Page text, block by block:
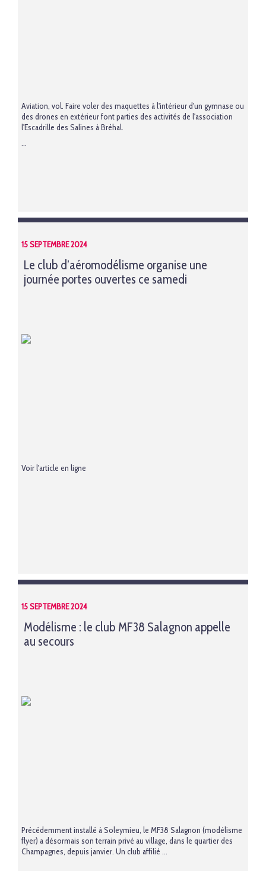
Aviation, vol. Faire voler des maquettes à l'intérieur d'un gymnase ou
des drones en extérieur font parties des activités de l'association
l'Escadrille des Salines à Bréhal.
...
15 SEPTEMBRE 2024
Le club d’aéromodélisme organise une
journée portes ouvertes ce samedi
Voir l'article en ligne
15 SEPTEMBRE 2024
Modélisme : le club MF38 Salagnon appelle
au secours
Précédemment installé à Soleymieu, le MF38 Salagnon (modélisme
flyer) a désormais son terrain privé au village, dans le quartier des
Champagnes, depuis janvier. Un club affilié ...